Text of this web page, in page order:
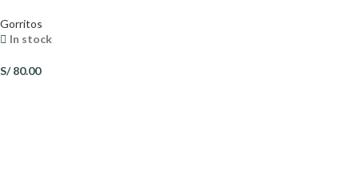
Gorritos
In stock
S/80.00